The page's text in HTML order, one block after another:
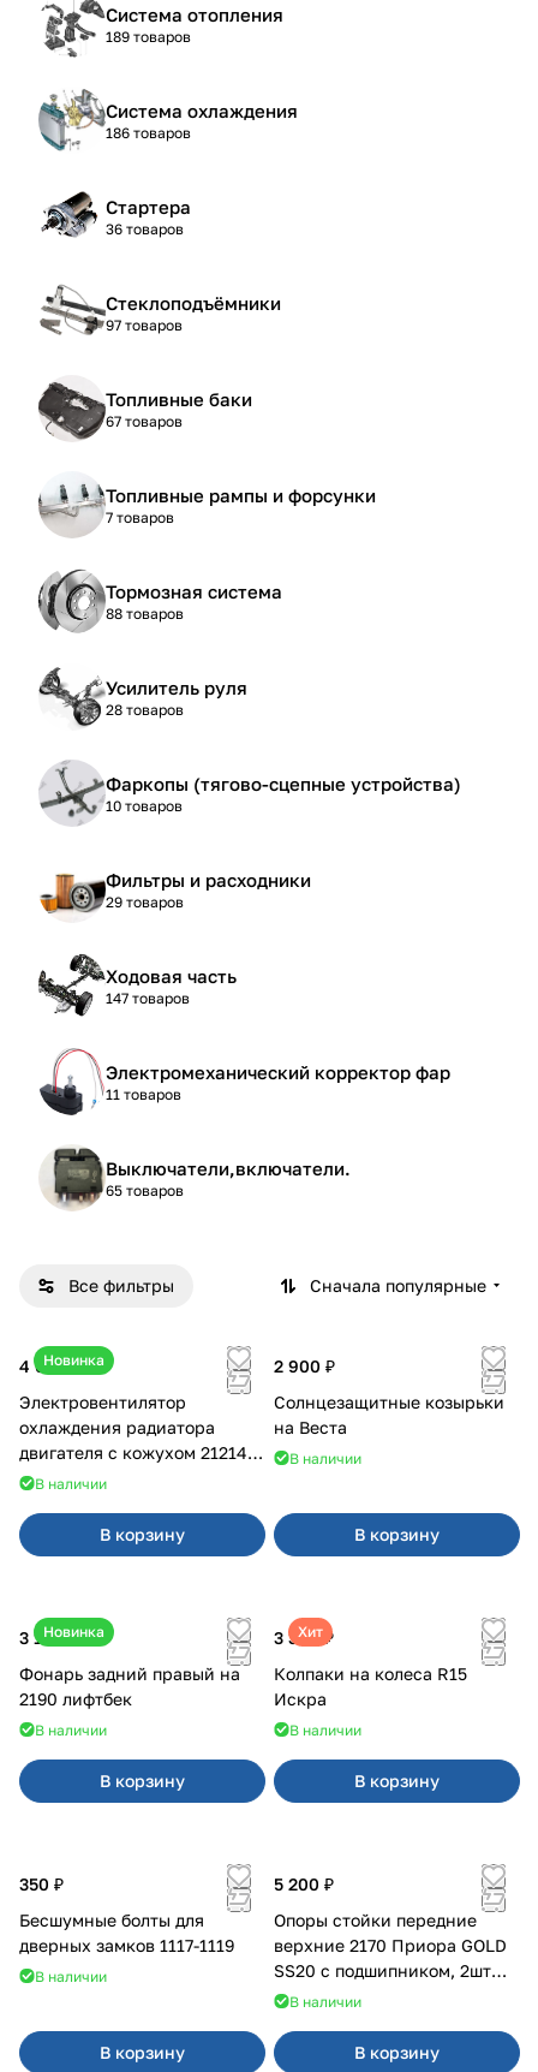
Система отопления
189 товаров
Система охлаждения
186 товаров
Стартера
36 товаров
Стеклоподъёмники
97 товаров
Топливные баки
67 товаров
Топливные рампы и форсунки
7 товаров
Тормозная система
88 товаров
Усилитель руля
28 товаров
Фаркопы (тягово-сцепные устройства)
10 товаров
Фильтры и расходники
29 товаров
Ходовая часть
147 товаров
Электромеханический корректор фар
11 товаров
Выключатели,включатели.
65 товаров
Все фильтры Сначала популярные
Новинка
4 600 ₽
Электровентилятор
охлаждения радиатора
двигателя с кожухом 21214
2121-21213 ВАЛЕЕ 95
В наличии
В корзину
2 900 ₽
Солнцезащитные козырьки
на Веста
В наличии
В корзину
Новинка
3 100 ₽
Фонарь задний правый на
2190 лифтбек
В наличии
В корзину
Хит
3 380 ₽
Колпаки на колеса R15
Искра
В наличии
В корзину
350 ₽
Бесшумные болты для
дверных замков 1117-1119
В наличии
В корзину
5 200 ₽
Опоры стойки передние
верхние 2170 Приора GOLD
SS20 с подшипником, 2шт
10116
В наличии
В корзину